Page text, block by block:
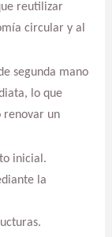
reutilizar
circular y al
segunda mano
lo que
renovar un
inicial.
la